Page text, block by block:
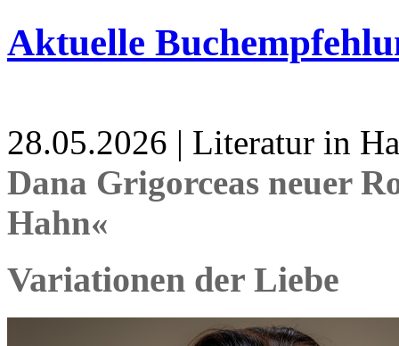
Aktuelle
28.05.2026 | Literatur in
Dana Grigorceas neuer
Hahn«
Variationen der Liebe